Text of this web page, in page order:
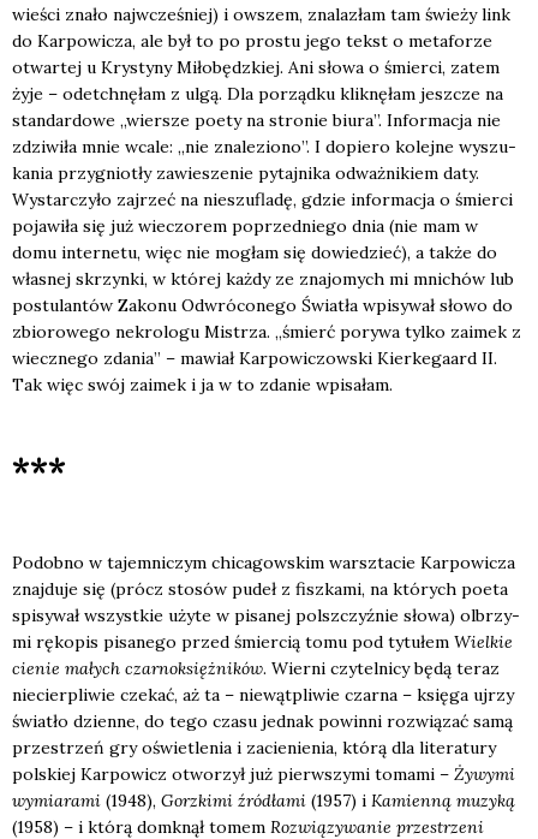
wie­ści zna­ło naj­wcze­śniej) i owszem, zna­la­złam tam świe­ży link
do Kar­po­wi­cza, ale był to po pro­stu jego tekst o meta­fo­rze
otwar­tej u Kry­sty­ny Miło­będz­kiej. Ani sło­wa o śmier­ci, zatem
żyje – ode­tchnę­łam z ulgą. Dla porząd­ku klik­nę­łam jesz­cze na
stan­dar­do­we „wier­sze poety na stro­nie biu­ra”. Infor­ma­cja nie
zdzi­wi­ła mnie wca­le: „nie zna­le­zio­no”. I dopie­ro kolej­ne wyszu­
ka­nia przy­gnio­tły zawie­sze­nie pytaj­ni­ka odważ­ni­kiem daty.
Wystar­czy­ło zaj­rzeć na nie­szu­fla­dę, gdzie infor­ma­cja o śmier­ci
poja­wi­ła się już wie­czo­rem poprzed­nie­go dnia (nie mam w
domu inter­ne­tu, więc nie mogłam się dowie­dzieć), a tak­że do
wła­snej skrzyn­ki, w któ­rej każ­dy ze zna­jo­mych mi mni­chów lub
postu­lan­tów Zako­nu Odwró­co­ne­go Świa­tła wpi­sy­wał sło­wo do
zbio­ro­we­go nekro­lo­gu Mistrza. „śmierć pory­wa tyl­ko zaimek z
wiecz­ne­go zda­nia” – mawiał Kar­po­wi­czow­ski Kier­ke­ga­ard II.
Tak więc swój zaimek i ja w to zda­nie wpi­sa­łam.
***
Podob­no w tajem­ni­czym chi­ca­gow­skim warsz­ta­cie Kar­po­wi­cza
znaj­du­je się (prócz sto­sów pudeł z fisz­ka­mi, na któ­rych poeta
spi­sy­wał wszyst­kie uży­te w pisa­nej pol­sz­czyź­nie sło­wa) olbrzy­
mi ręko­pis pisa­ne­go przed śmier­cią tomu pod tytu­łem Wiel­kie
cie­nie małych czar­no­księż­ni­ków. Wier­ni czy­tel­ni­cy będą teraz
nie­cier­pli­wie cze­kać, aż ta – nie­wąt­pli­wie czar­na – księ­ga ujrzy
świa­tło dzien­ne, do tego cza­su jed­nak powin­ni roz­wią­zać samą
prze­strzeń gry oświe­tle­nia i zacie­nie­nia, któ­rą dla lite­ra­tu­ry
pol­skiej Kar­po­wicz otwo­rzył już pierw­szy­mi toma­mi – Żywy­mi
wymia­ra­mi (1948), Gorz­ki­mi źró­dła­mi (1957) i Kamien­ną muzy­ką
(1958) – i któ­rą domknął tomem Roz­wią­zy­wa­nie prze­strze­ni